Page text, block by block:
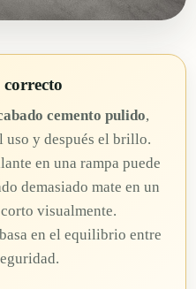
cemento pulido,
y después el brillo.
en una rampa puede
demasiado mate en un
visualmente.
en el equilibrio entre